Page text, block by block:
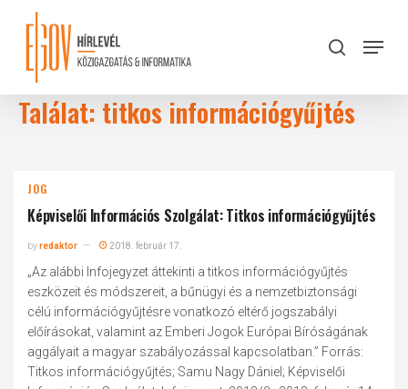
content
search
Menu
Találat: titkos információgyűjtés
JOG
Képviselői Információs Szolgálat: Titkos információgyűjtés
byredaktor 2018. február 17.
„Az alábbi Infojegyzet áttekinti a titkos információgyűjtés
eszközeit és módszereit, a bűnügyi és a nemzetbiztonsági
célú információgyűjtésre vonatkozó eltérő jogszabályi
előírásokat, valamint az Emberi Jogok Európai Bíróságának
aggályait a magyar szabályozással kapcsolatban.” Forrás:
Titkos információgyűjtés; Samu Nagy Dániel; Képviselői
Close